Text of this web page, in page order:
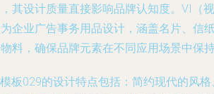
其设计质量直接影响品牌认知度。VI（
企业广告事务用品设计，涵盖名片、信
料，确保品牌元素在不同应用场景中保持
板029的设计特点包括：简约现代的风